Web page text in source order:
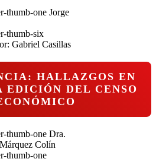
Jorge
Gabriel Casillas
HALLAZGOS EN
EDICIÓN DEL CENSO
Dra.
Colín